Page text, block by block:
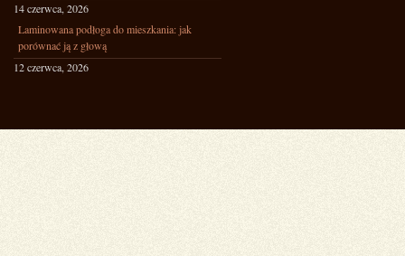
14 czerwca, 2026
Laminowana podłoga do mieszkania: jak
porównać ją z głową
12 czerwca, 2026